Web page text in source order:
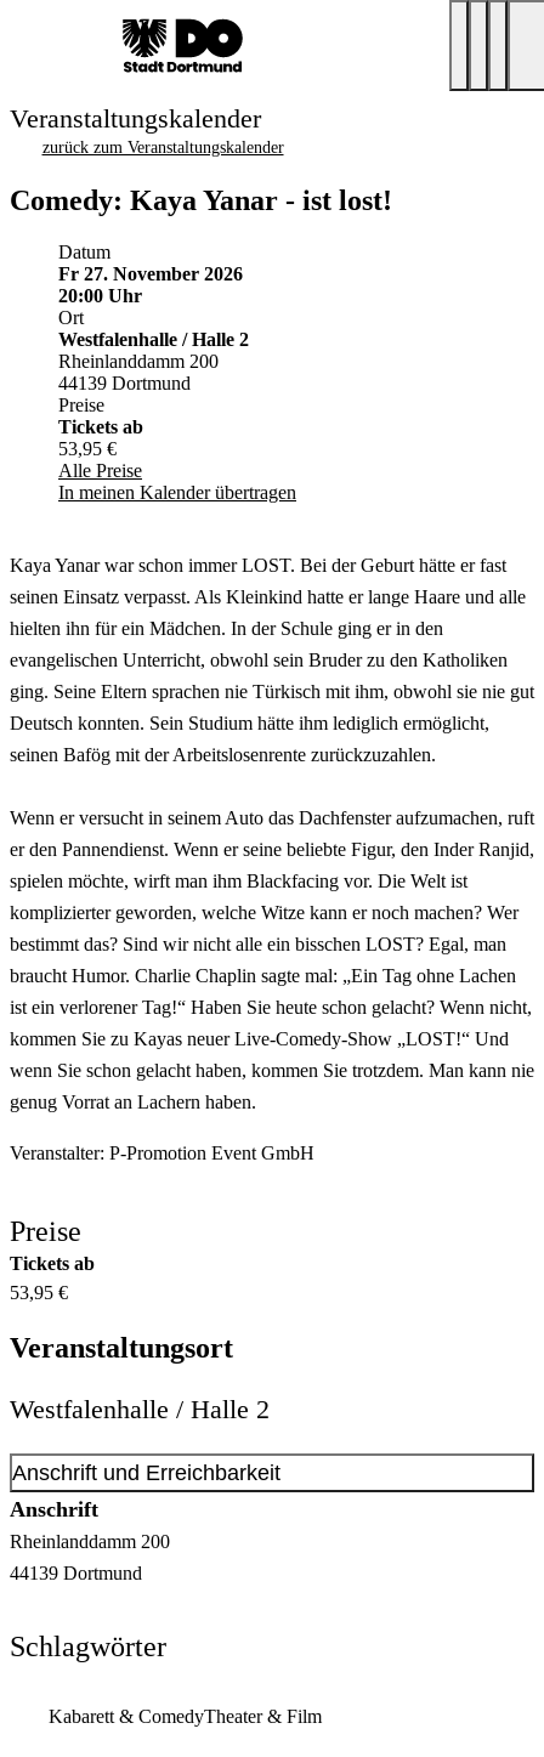
Veranstaltungskalender
zurück zum Veranstaltungskalender
Comedy: Kaya Yanar - ist lost!
Datum
Fr 27. November 2026
20:00 Uhr
Ort
Westfalenhalle / Halle 2
Rheinlanddamm 200
44139 Dortmund
Preise
Tickets ab
53,95 €
Alle Preise
In meinen Kalender übertragen
Kaya Yanar war schon immer LOST. Bei der Geburt hätte er fast
seinen Einsatz verpasst. Als Kleinkind hatte er lange Haare und alle
hielten ihn für ein Mädchen. In der Schule ging er in den
evangelischen Unterricht, obwohl sein Bruder zu den Katholiken
ging. Seine Eltern sprachen nie Türkisch mit ihm, obwohl sie nie gut
Deutsch konnten. Sein Studium hätte ihm lediglich ermöglicht,
seinen Bafög mit der Arbeitslosenrente zurückzuzahlen.
Wenn er versucht in seinem Auto das Dachfenster aufzumachen, ruft
er den Pannendienst. Wenn er seine beliebte Figur, den Inder Ranjid,
spielen möchte, wirft man ihm Blackfacing vor. Die Welt ist
komplizierter geworden, welche Witze kann er noch machen? Wer
bestimmt das? Sind wir nicht alle ein bisschen LOST? Egal, man
braucht Humor. Charlie Chaplin sagte mal: „Ein Tag ohne Lachen
ist ein verlorener Tag!“ Haben Sie heute schon gelacht? Wenn nicht,
kommen Sie zu Kayas neuer Live-Comedy-Show „LOST!“ Und
wenn Sie schon gelacht haben, kommen Sie trotzdem. Man kann nie
genug Vorrat an Lachern haben.
Veranstalter: P-Promotion Event GmbH
Preise
Tickets ab
53,95 €
Veranstaltungsort
Westfalenhalle / Halle 2
Anschrift und Erreichbarkeit
Anschrift
Rheinlanddamm 200
44139 Dortmund
Schlagwörter
Kabarett & ComedyTheater & Film